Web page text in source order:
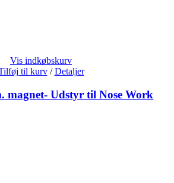
Vis indkøbskurv
til kurv / Detaljer
magnet- Udstyr til Nose Work